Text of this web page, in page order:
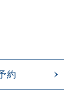
約